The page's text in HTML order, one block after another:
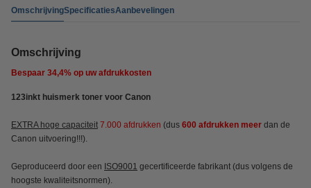
OmschrijvingSpecificatiesAanbevelingen
Omschrijving
Bespaar 34,4% op uw afdrukkosten
123inkt huismerk toner voor Canon
EXTRA hoge capaciteit 7.000 afdrukken (dus 600 afdrukken meer dan de
Canon uitvoering!!!).
Geproduceerd door een ISO9001 gecertificeerde fabrikant (dus volgens de
hoogste kwaliteitsnormen).